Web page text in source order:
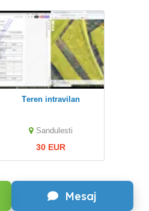
Mesaj
Teren intravilan
Sandulesti
30 EUR